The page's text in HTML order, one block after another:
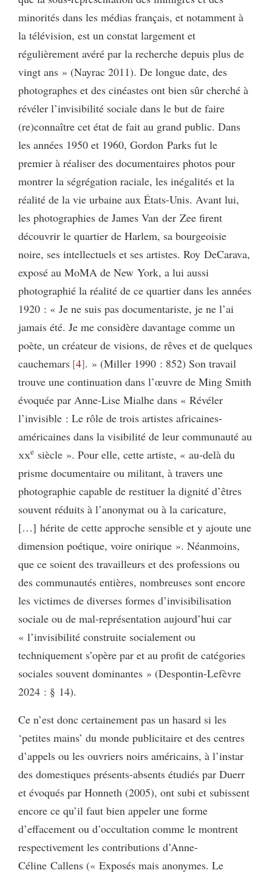
minorités dans les médias français, et notamment à
la télévision, est un constat largement et
régulièrement avéré par la recherche depuis plus de
vingt ans » (Nayrac 2011). De longue date, des
photographes et des cinéastes ont bien sûr cherché à
révéler l’invisibilité sociale dans le but de faire
(re)connaître cet état de fait au grand public. Dans
les années 1950 et 1960, Gordon Parks fut le
premier à réaliser des documentaires photos pour
montrer la ségrégation raciale, les inégalités et la
réalité de la vie urbaine aux États-Unis. Avant lui,
les photographies de James Van der Zee firent
découvrir le quartier de Harlem, sa bourgeoisie
noire, ses intellectuels et ses artistes. Roy DeCarava,
exposé au MoMA de New York, a lui aussi
photographié la réalité de ce quartier dans les années
1920 : « Je ne suis pas documentariste, je ne l’ai
jamais été. Je me considère davantage comme un
poète, un créateur de visions, de rêves et de quelques
cauchemars 4 . » (Miller 1990 : 852) Son travail
trouve une continuation dans l’œuvre de Ming Smith
évoquée par Anne-Lise Mialhe dans « Révéler
l’invisible : Le rôle de trois artistes africaines-
américaines dans la visibilité de leur communauté au
xxe siècle ». Pour elle, cette artiste, « au-delà du
prisme documentaire ou militant, à travers une
photographie capable de restituer la dignité d’êtres
souvent réduits à l’anonymat ou à la caricature,
[…] hérite de cette approche sensible et y ajoute une
dimension poétique, voire onirique ». Néanmoins,
que ce soient des travailleurs et des professions ou
des communautés entières, nombreuses sont encore
les victimes de diverses formes d’invisibilisation
sociale ou de mal-représentation aujourd’hui car
« l’invisibilité construite socialement ou
techniquement s’opère par et au profit de catégories
sociales souvent dominantes » (Despontin-Lefèvre
2024 : § 14).
Ce n’est donc certainement pas un hasard si les
‘petites mains’ du monde publicitaire et des centres
d’appels ou les ouvriers noirs américains, à l’instar
des domestiques présents-absents étudiés par Duerr
et évoqués par Honneth (2005), ont subi et subissent
encore ce qu’il faut bien appeler une forme
d’effacement ou d’occultation comme le montrent
respectivement les contributions d’Anne-
Céline Callens (« Exposés mais anonymes. Le